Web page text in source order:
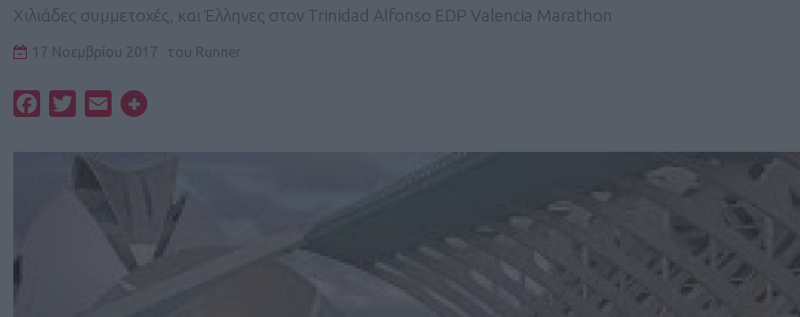
Χιλιάδες συμμετοχές, και Έλληνες στον Trinidad Alfonso EDP Valencia Marathon
17 Νοεμβρίου 2017 του Runner
FacebookTwitterEmail